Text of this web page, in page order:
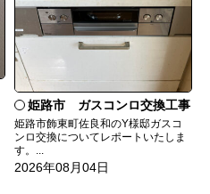
姫路市 ガスコンロ交換工事
姫路市飾東町佐良和のY様邸ガスコ
ンロ交換についてレポートいたしま
す。...
2026年08月04日